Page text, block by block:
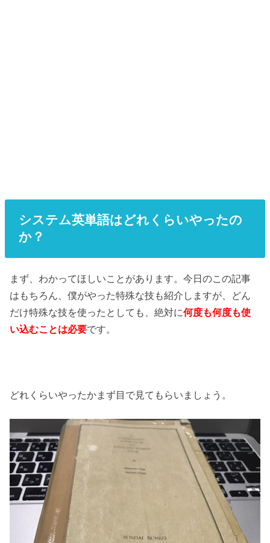
システム英単語はどれくらいやったの
か？
まず、わかってほしいことがあります。今日のこの記事
はもちろん、僕がやった特殊な技も紹介しますが、どん
だけ特殊な技を使ったとしても、絶対に何度も何度も使
い込むことは必要です。
どれくらいやったかまず目で見てもらいましょう。